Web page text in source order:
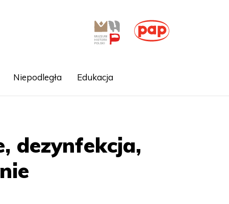
Niepodległa Edukacja
dezynfekcja,